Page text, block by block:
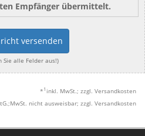
Empfänger übermittelt.
versenden
Sie alle Felder aus!)
* 1 inkl. MwSt.; zzgl. Versandkosten
nicht ausweisbar; zzgl. Versandkosten